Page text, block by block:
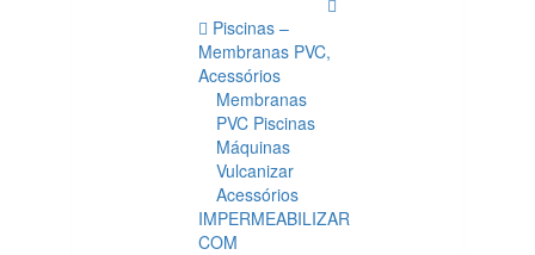
Piscinas –
Membranas PVC,
Acessórios
Membranas
PVC Piscinas
Máquinas
Vulcanizar
Acessórios
IMPERMEABILIZAR
COM